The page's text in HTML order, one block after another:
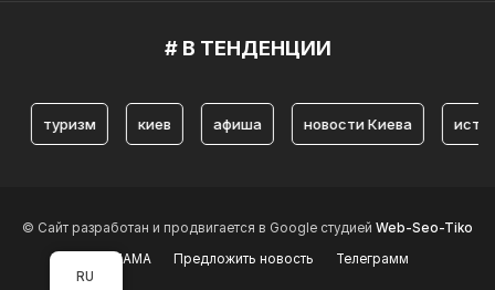
# В ТЕНДЕНЦИИ
киев афиша новости Киева история
© Сайт разработан и продвигается в Google студией Web-Seo-Tiko
РЕКЛАМА
Предложить новость
Телеграмм
RU